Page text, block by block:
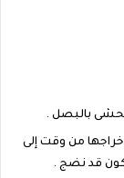
يحشى بالبصل .
إلى الفرن على درجة حرارة 250 مع إخراجها من وقت إلى
يكون قد نضج .